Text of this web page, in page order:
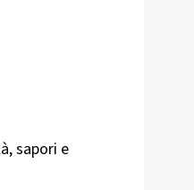
sapori e